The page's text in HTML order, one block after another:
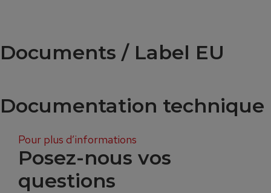
Documents / Label EU
Documentation technique
Pour plus d’informations
Posez-nous vos
questions